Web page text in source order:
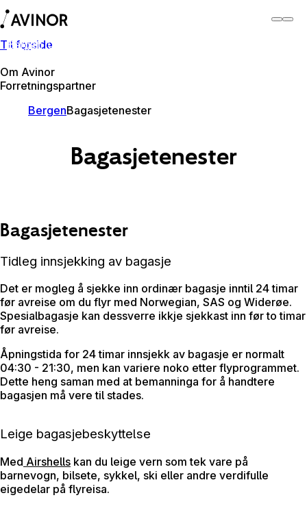
Til forside
Om Avinor
Forretningspartner
Bergen lufthamn
BergenBagasjetenester
Bagasjetenester
Bagasjetenester
Tidleg innsjekking av bagasje
Det er mogleg å sjekke inn ordinær bagasje inntil 24 timar
før avreise om du flyr med Norwegian, SAS og Widerøe.
Spesialbagasje kan dessverre ikkje sjekkast inn før to timar
før avreise.
Åpningstida for 24 timar innsjekk av bagasje er normalt
04:30 - 21:30, men kan variere noko etter flyprogrammet.
Dette heng saman med at bemanninga for å handtere
bagasjen må vere til stades.
Leige bagasjebeskyttelse
Med Airshells kan du leige vern som tek vare på
barnevogn, bilsete, sykkel, ski eller andre verdifulle
eigedelar på flyreisa.